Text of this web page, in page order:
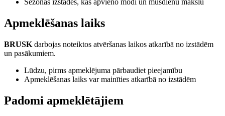
Sezonas izstādes, kas apvieno modi un mūsdienu mākslu
Apmeklēšanas laiks
BRUSK darbojas noteiktos atvēršanas laikos atkarībā no izstādēm
un pasākumiem.
Lūdzu, pirms apmeklējuma pārbaudiet pieejamību
Apmeklēšanas laiks var mainīties atkarībā no izstādēm
Padomi apmeklētājiem